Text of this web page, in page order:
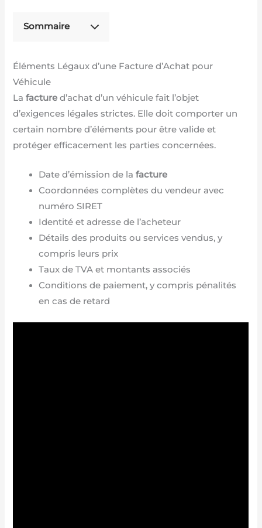
Sommaire
Éléments Légaux d’une Facture d’Achat pour
Véhicule
Lafacture d’achat d’un véhicule fait l’objet
d’exigences légales strictes. Elle doit comporter un
certain nombre d’éléments pour être valide et
protéger efficacement les parties concernées.
Date d’émission de lafacture
Coordonnées complètes du vendeur avec
numéro SIRET
Identité et adresse de l’acheteur
Détails des produits ou services vendus, y
compris leurs prix
Taux de TVA et montants associés
Conditions de paiement, y compris pénalités
en cas de retard